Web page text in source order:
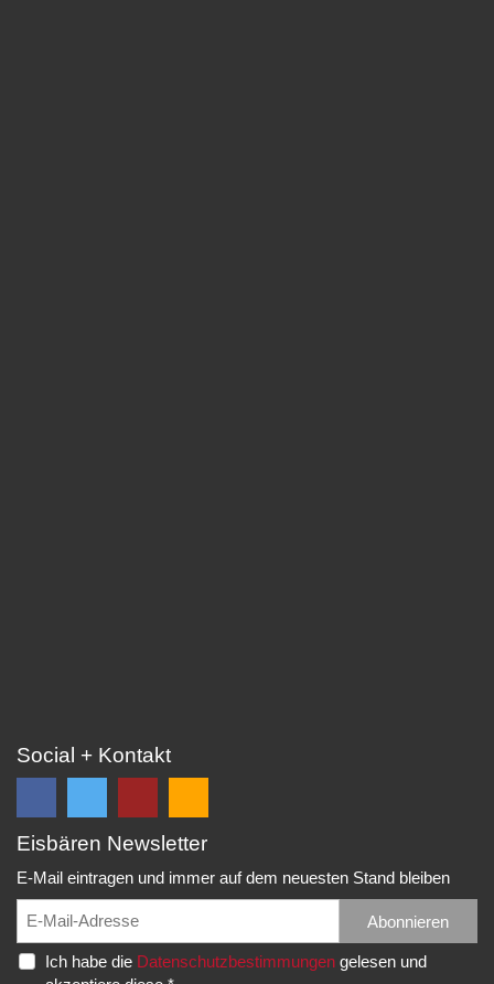
Social + Kontakt
Folge
Facebook
und
erhalte
Folge
Twitter
und
erhalte
EC
Rudolf-
Diesel-
Str.
Falls
Spielberichte,
etc.
Eisbären Newsletter
E-Mail eintragen und immer auf dem neuesten Stand bleiben
Abonnieren
Ich habe die Datenschutzbestimmungengelesen und